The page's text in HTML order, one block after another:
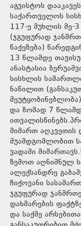
აგვისტოს
საქართველოს
117-ე მუხლის მე-
(ჯგუფურად
წაქეზება)
13 წლამდე
ანასტასია
სისხლის
ნაწილით
და ზომად 7
მიმართ აღკვეთის
შუამდგომლობით
ვადაში
ზემოთ აღნიშნულ
ალექსანდრე
ჩიქოვანი
ჯგუფურად
დახმარების
და საქმე